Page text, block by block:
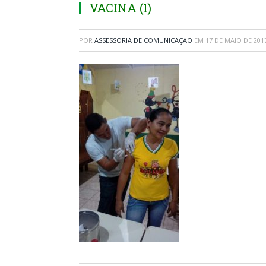
VACINA (1)
POR ASSESSORIA DE COMUNICAÇÃO EM 17 DE MAIO DE